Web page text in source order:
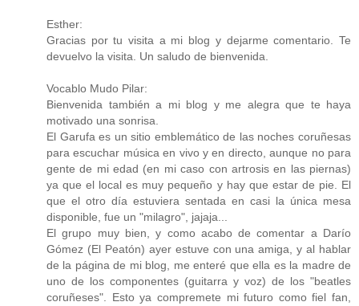
Esther:
Gracias por tu visita a mi blog y dejarme comentario. Te
devuelvo la visita. Un saludo de bienvenida.
Vocablo Mudo Pilar:
Bienvenida también a mi blog y me alegra que te haya
motivado una sonrisa.
El Garufa es un sitio emblemático de las noches coruñesas
para escuchar música en vivo y en directo, aunque no para
gente de mi edad (en mi caso con artrosis en las piernas)
ya que el local es muy pequeño y hay que estar de pie. El
que el otro día estuviera sentada en casi la única mesa
disponible, fue un "milagro", jajaja...
El grupo muy bien, y como acabo de comentar a Darío
Gómez (El Peatón) ayer estuve con una amiga, y al hablar
de la página de mi blog, me enteré que ella es la madre de
uno de los componentes (guitarra y voz) de los "beatles
coruñeses". Esto ya compremete mi futuro como fiel fan,